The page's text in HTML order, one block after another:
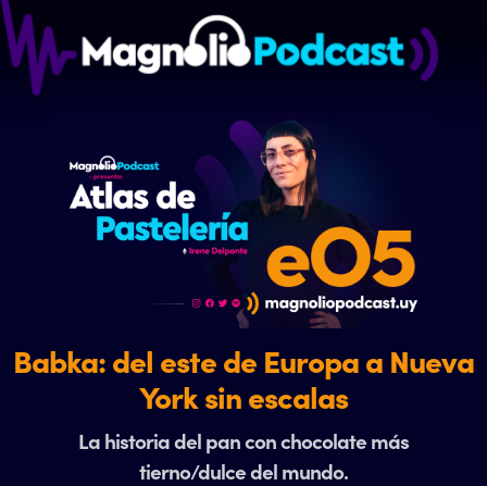
Babka: del este de Europa a Nueva
York sin escalas
La historia del pan con chocolate más
tierno/dulce del mundo.